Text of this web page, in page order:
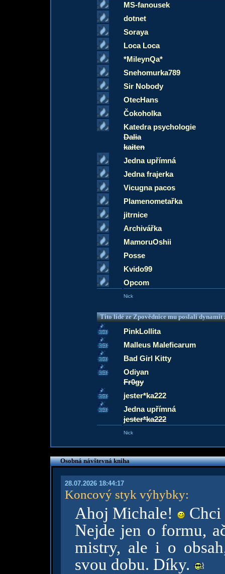
MS-fanousek
dotnet
Soraya
Loca Loca
*MileynQa*
Snehomurka789
Sir Nobody
OtecHans
Čokoholka
Katedra psychologie
Dalia
kaiten
Jedna upřímná
Jedna frajerka
Vicugna pacos
Plamenometařka
jitrnice
Archivářka
MamoruOshii
Posse
Kvido99
Opcom
Nick
Tito lidé ze Zpovědnice mu poslali dynamit
PinkLollita
Malleus Maleficarum
Bad Girl Kitty
Odiyan
Fr0gy
jester*ka222
Jedna upřímná
jester*ka222
Nick
Osobná návštevná kniha
28.07.2026 18:44:17
Koncový styk výhybky:
Ahoj Michale!
Chci
Nejde jen o formu,
mistry, ale i o
svou dobu. Díky.